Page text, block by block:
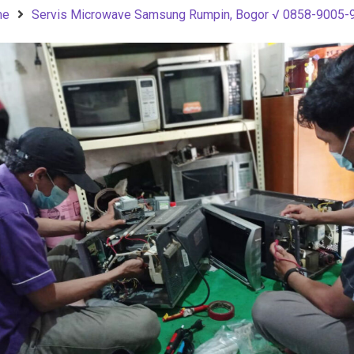
Servis Microwave Samsung Rumpin, Bogor √ 0858-9005-